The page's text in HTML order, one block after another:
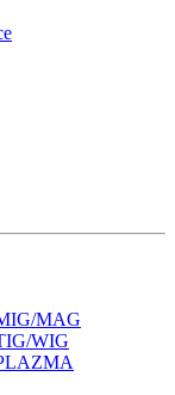
MAG
WIG